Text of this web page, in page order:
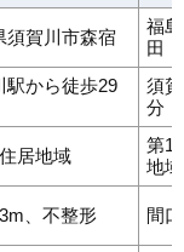
318万円 -17.5%
366万円 -7.5%
199万円 51.0%
-20.6%
須賀川市森宿
福
田
駅から徒歩29
須
分
居地域
第1
地域
、不整形 間